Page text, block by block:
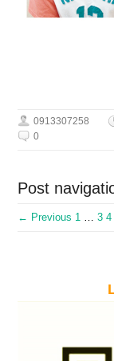
0913307258
0
Post
← Previous 1 3 4